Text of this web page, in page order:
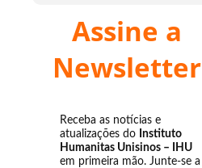
Assine a
Newsletter
Receba as notícias e
atualizações do Instituto
Humanitas Unisinos – IHU
em primeira mão. Junte-se a